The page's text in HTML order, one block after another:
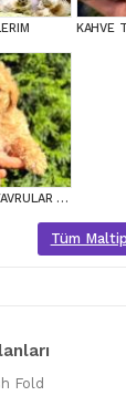
MALTİPOO CİNSİ YAVRULAR EV ÜRETİMİ
Tüm
Fold